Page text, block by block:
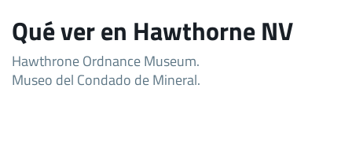
Qué ver en Hawthorne NV
Hawthrone Ordnance Museum.
Museo del Condado de Mineral.